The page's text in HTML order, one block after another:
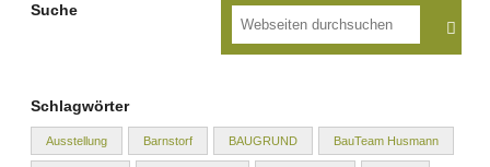
Suche
Schlagwörter
Ausstellung Barnstorf BAUGRUND BauTeam Husmann